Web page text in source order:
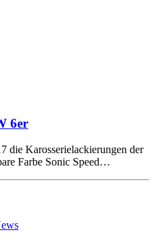
6er
die Karosserielackierungen der
Farbe Sonic Speed…